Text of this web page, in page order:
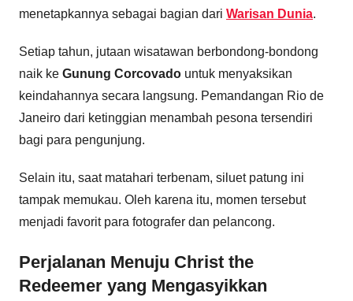
menetapkannya sebagai bagian dari Warisan Dunia.
Setiap tahun, jutaan wisatawan berbondong-bondong
naik ke Gunung Corcovado untuk menyaksikan
keindahannya secara langsung. Pemandangan Rio de
Janeiro dari ketinggian menambah pesona tersendiri
bagi para pengunjung.
Selain itu, saat matahari terbenam, siluet patung ini
tampak memukau. Oleh karena itu, momen tersebut
menjadi favorit para fotografer dan pelancong.
Perjalanan Menuju Christ the
Redeemer yang Mengasyikkan